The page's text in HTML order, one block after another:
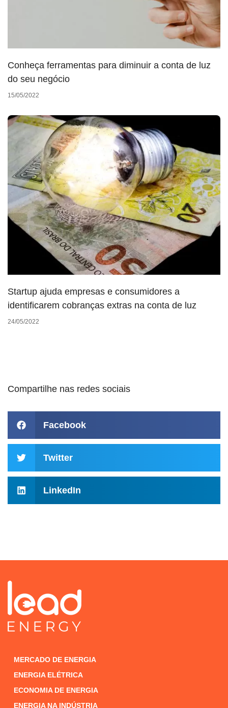
Conheça ferramentas para diminuir a conta de luz
do seu negócio
15/05/2022
Startup ajuda empresas e consumidores a
identificarem cobranças extras na conta de luz
24/05/2022
Compartilhe nas redes sociais
Facebook
Twitter
LinkedIn
MERCADO DE ENERGIA
ENERGIA ELÉTRICA
ECONOMIA DE ENERGIA
ENERGIA NA INDÚSTRIA